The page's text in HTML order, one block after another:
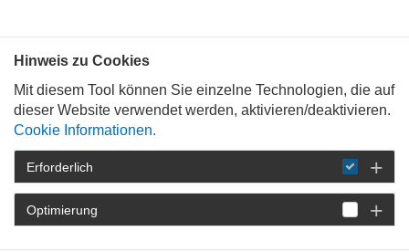
STARTSEITE
DETAIL
Hinweis zu Cookies
Mit diesem Tool können Sie einzelne Technologien, die auf
dieser Website verwendet werden, aktivieren/deaktivieren.
Cookie Informationen.
Erforderlich
Optimierung